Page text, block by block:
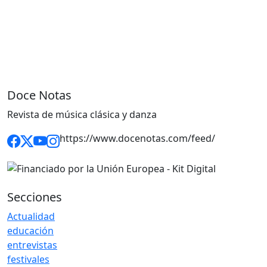
Doce Notas
Revista de música clásica y danza
https://www.docenotas.com/feed/
Secciones
Actualidad
educación
entrevistas
festivales